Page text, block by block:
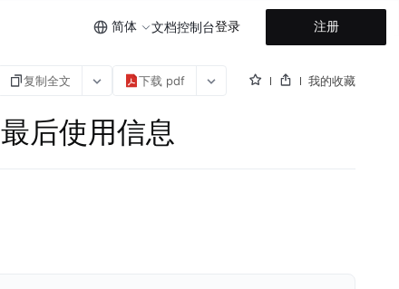
简体 文档控制台登录 注册
复制全文 下载 pdf 我的收藏
后使用信息